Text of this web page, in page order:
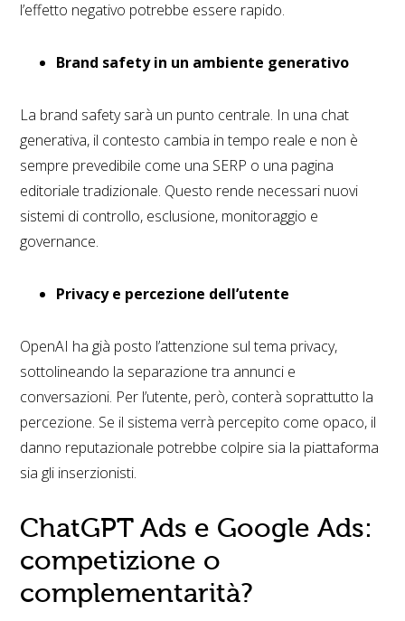
l’effetto negativo potrebbe essere rapido.
Brand safety in un ambiente generativo
La brand safety sarà un punto centrale. In una chat
generativa, il contesto cambia in tempo reale e non è
sempre prevedibile come una SERP o una pagina
editoriale tradizionale. Questo rende necessari nuovi
sistemi di controllo, esclusione, monitoraggio e
governance.
Privacy e percezione dell’utente
OpenAI ha già posto l’attenzione sul tema privacy,
sottolineando la separazione tra annunci e
conversazioni. Per l’utente, però, conterà soprattutto la
percezione. Se il sistema verrà percepito come opaco, il
danno reputazionale potrebbe colpire sia la piattaforma
sia gli inserzionisti.
ChatGPT Ads e Google Ads:
competizione o
complementarità?